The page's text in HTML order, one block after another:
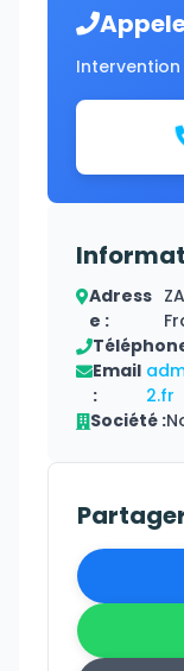
Adress
e :
Email
:
2.fr
Société :